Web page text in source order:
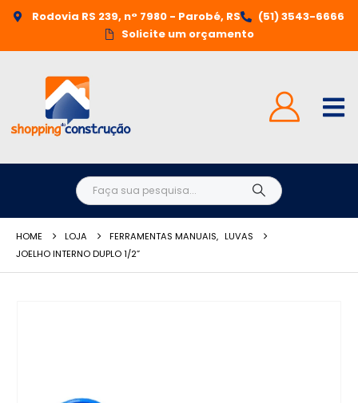
Rodovia RS 239, n° 7980 - Parobé, RS
(51) 3543-6666
Solicite um orçamento
HOME LOJA FERRAMENTAS MANUAIS, LUVAS
JOELHO INTERNO DUPLO 1/2”